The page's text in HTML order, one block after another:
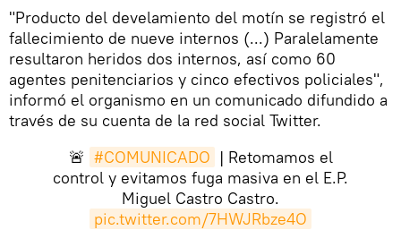
"Producto del develamiento del motín se registró el
fallecimiento de nueve internos (...) Paralelamente
resultaron heridos dos internos, así como 60
agentes penitenciarios y cinco efectivos policiales",
informó el organismo en un comunicado difundido a
través de su cuenta de la red social Twitter.
🚨 #COMUNICADO | Retomamos el
control y evitamos fuga masiva en el E.P.
Miguel Castro Castro.
pic.twitter.com/7HWJRbze4O